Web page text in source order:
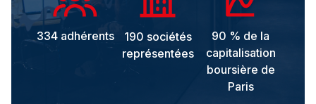
334 adhérents
190 sociétés
représentées
90 % de la
capitalisation
boursière de
Paris